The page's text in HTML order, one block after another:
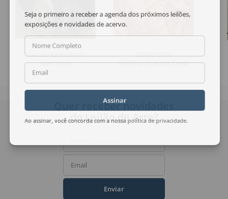
Marcelo Grassmann
Sem Título
Dárcio Lima
No Final Daquela Tarde
Seja o primeiro a receber a agenda dos próximos leilões,
exposições e novidades de acervo.
Nome Completo
Email
Assinar
Ao assinar, você concorda com a nossa política de privacidade.
Quer receber novidades
do Leilão de Arte?
Email
Enviar